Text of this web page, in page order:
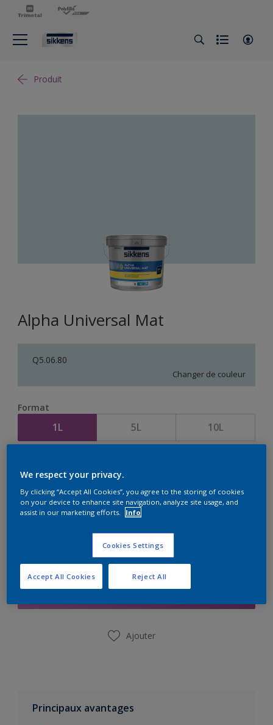
Produit
Alpha Universal Mat
Q5.06.80
Changer de couleur
Format
1L 5L 10L
Ajouter à la liste d’achats
Ajouter
Principaux avantages
We respect your privacy.
By clicking “Accept All Cookies”, you agree to the storing of cookies
on your device to enhance site navigation, analyze site usage, and
assist in our marketing efforts.
Info
Cookies Settings
Reject All
Accept All Cookies